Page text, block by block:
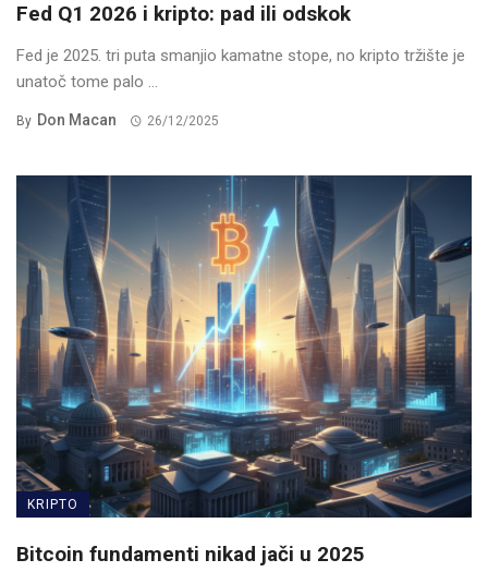
Fed Q1 2026 i kripto: pad ili odskok
Fed je 2025. tri puta smanjio kamatne stope, no kripto tržište je
unatoč tome palo ...
By Don Macan 26/12/2025
KRIPTO
Bitcoin fundamenti nikad jači u 2025